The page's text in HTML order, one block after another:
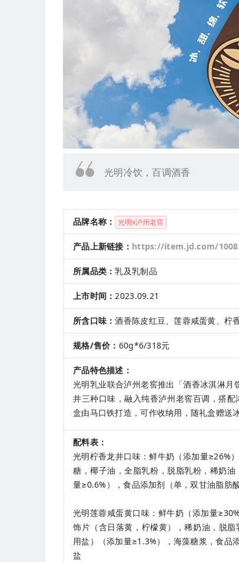
光明冷饮，百调酒香
品牌名称： 光明x泸州老窖
产品上新链接： https://item.jd.com/
所属品类：乳及乳制品
上市时间：2023.09.21
所含口味：酒香陈皮红豆、莲蓉咸蛋黄、柠
规格/售价： 60g*6/318元
产品特色描述：
光明乳业联合泸州老窖推出「酒香冰淇淋
井三种口味，融入纯香泸州老窖百调，搭
盒由马口铁打造，可作收纳用，随礼盒赠送
配料表：
光明柠香龙井口味：鲜牛奶（添加量≥26%
糖，椰子油，全脂乳粉，脱脂乳粉，稀奶
量≥0.6%），食品添加剂（单，双甘油脂肪
光明莲蓉咸蛋黄口味：鲜牛奶（添加量
饰片（含日落黄，柠檬黄），稀奶油，脱
用盐）（添加量≥1.3%），海藻糖浆，食品
盐